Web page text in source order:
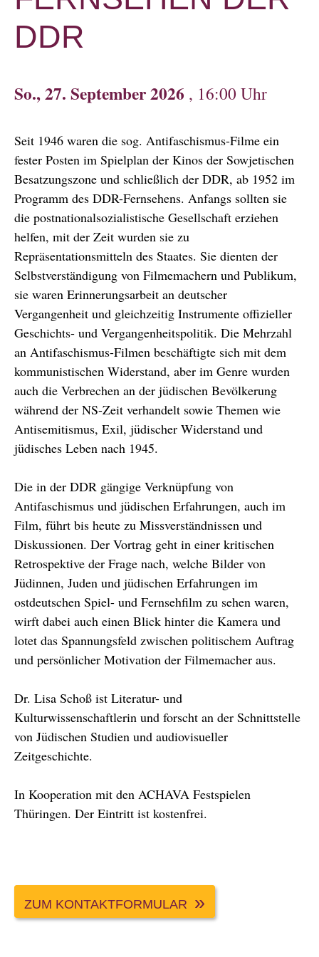
DDR
So., 27. September 2026 , 16:00 Uhr
Seit 1946 waren die sog. Antifaschismus-Filme ein
fester Posten im Spielplan der Kinos der Sowjetischen
Besatzungszone und schließlich der DDR, ab 1952 im
Programm des DDR-Fernsehens. Anfangs sollten sie
die postnationalsozialistische Gesellschaft erziehen
helfen, mit der Zeit wurden sie zu
Repräsentationsmitteln des Staates. Sie dienten der
Selbstverständigung von Filmemachern und Publikum,
sie waren Erinnerungsarbeit an deutscher
Vergangenheit und gleichzeitig Instrumente offizieller
Geschichts- und Vergangenheitspolitik. Die Mehrzahl
an Antifaschismus-Filmen beschäftigte sich mit dem
kommunistischen Widerstand, aber im Genre wurden
auch die Verbrechen an der jüdischen Bevölkerung
während der NS-Zeit verhandelt sowie Themen wie
Antisemitismus, Exil, jüdischer Widerstand und
jüdisches Leben nach 1945.
Die in der DDR gängige Verknüpfung von
Antifaschismus und jüdischen Erfahrungen, auch im
Film, führt bis heute zu Missverständnissen und
Diskussionen. Der Vortrag geht in einer kritischen
Retrospektive der Frage nach, welche Bilder von
Jüdinnen, Juden und jüdischen Erfahrungen im
ostdeutschen Spiel- und Fernsehfilm zu sehen waren,
wirft dabei auch einen Blick hinter die Kamera und
lotet das Spannungsfeld zwischen politischem Auftrag
und persönlicher Motivation der Filmemacher aus.
Dr. Lisa Schoß ist Literatur- und
Kulturwissenschaftlerin und forscht an der Schnittstelle
von Jüdischen Studien und audiovisueller
Zeitgeschichte.
In Kooperation mit den ACHAVA Festspielen
Thüringen. Der Eintritt ist kostenfrei.
ZUM KONTAKTFORMULAR